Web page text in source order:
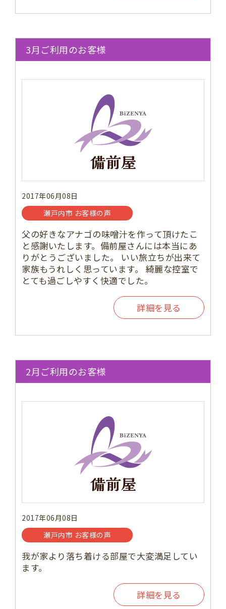
3月ご利用のお客様
2017年06月08日
瀬戸内市 お客様の声
父の好きなアナゴの味噌汁を作って頂けたこ
と感謝いたします。備前屋さんには本当にあ
りがとうございました。 いい旅立ちが出来て
家族もうれしく思っています。 綺麗な控室で
とても過ごしやすく快適でした。
詳細を見る
2月ご利用のお客様
2017年06月08日
瀬戸内市 お客様の声
我が家より落ち着ける部屋で大変満足してい
ます。
詳細を見る